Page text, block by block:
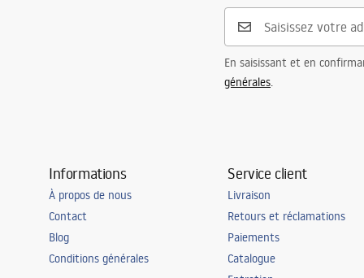
5 ans
En saisissant et en
générales.
Informations
À propos de nous
Contact
Blog
Conditions générales
Service client
Livraison
Retours et réclamations
Paiements
Catalogue